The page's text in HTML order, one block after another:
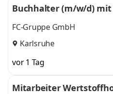
Buchhalter (m/w/d) mit
FC-Gruppe GmbH
Karlsruhe
vor 1 Tag
Mitarbeiter